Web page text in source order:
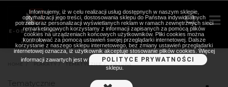
PLAKATY > TEMATYCZNIE
Tematycznie
Informujemy, iż w celu realizacji usług dostępnych w naszym sklepie,
optymalizacji jego treści, dostosowania sklepu do Państwa indywidualnych
potrzeb oraz personalizacji wyświetlanych reklam w ramach zewnętrznych sieci
remarketingowych korzystamy z informacji zapisanych za pomocą plików
cookies na urządzeniach końcowych użytkowników. Pliki cookies można
kontrolować za pomocą ustawień swojej przeglądarki internetowej. Dalsze
korzystanie z naszego sklepu internetowego, bez zmiany ustawień przeglądarki
internetowej oznacza, iż użytkownik akceptuje stosowanie plików cookies. Więcej
informacji zawartych jest w
POLITYCE PRYWATNOŚCI
sklepu.